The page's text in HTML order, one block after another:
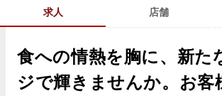
求人 店舗
食への情熱を胸に、新た
ジで輝きませんか。お客